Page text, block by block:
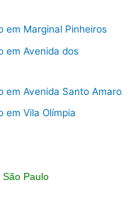
em Marginal Pinheiros
em Avenida dos
em Avenida Santo Amaro
em Vila Olímpia
Paulo